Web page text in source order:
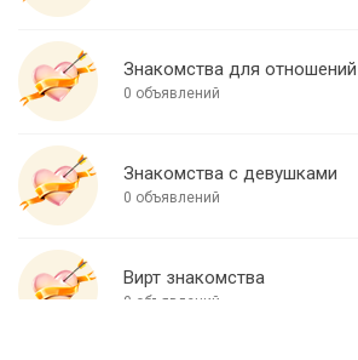
Знакомства для отношений
0 объявлений
Знакомства с девушками
0 объявлений
Вирт знакомства
0 объявлений